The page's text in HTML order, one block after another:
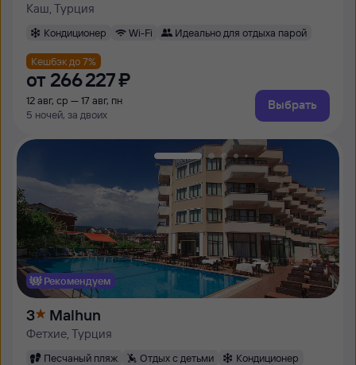
Каш, Турция
Кондиционер Wi-Fi Идеально для отдыха парой
Кешбэк до 7%
от 266 ⁠227 ⁠₽
12 авг, ср — 17 авг, пн
5 ночей, за двоих
Выбрать
Рекомендуем
3 Malhun
Фетхие, Турция
Песчаный пляж Отдых с детьми
Кондиционер